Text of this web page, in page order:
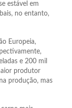
estável em
no entanto,
Europeia,
e 200 mil
produtor
produção, mas